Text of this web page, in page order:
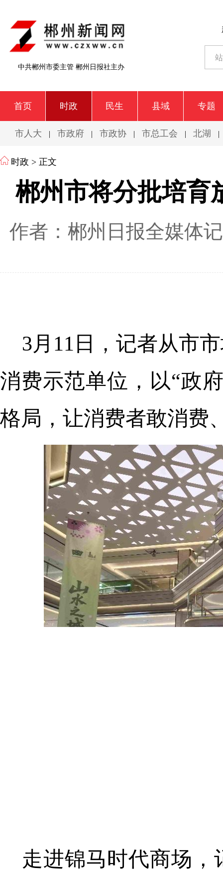
中共郴州市委主管 郴州日报社主办
首页 时政 民生 县域 专题
市人大 | 市政府 | 市政协 | 市总工会 | 北湖 |
时政 > 正文
郴州市将分批培育
作者：郴州日报全媒体
3月11日，记者从市
消费示范单位，以“政
格局，让消费者敢消费
走进锦马时代商场